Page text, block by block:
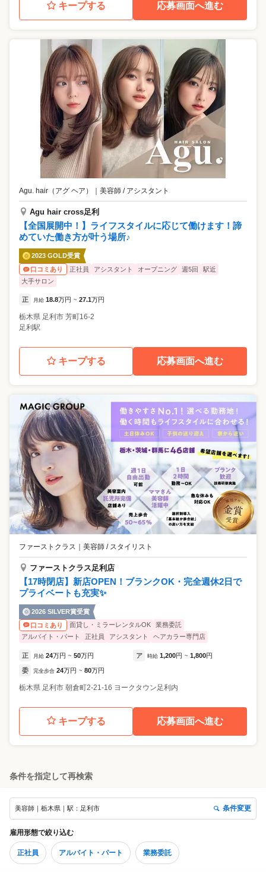
キープする 応募画面へ進む
Agu. hair（アグ ヘア） 美容師 / アシスタント
Agu hair cross足利
【全国展開中！】ライフスタイルに応じて働けます！諦
めていた働き方が叶う場所♪
2023 GOLD受賞
口コミあり
正社員 アシスタント オープニング 週5回
駅近
大手サロン
正 月給 18.8万円 ~ 27.1万円
栃木県 足利市 芳町16-2
足利駅
キープする 応募画面へ進む
ファーストクラス ｜ 美容師 / スタイリスト
ファーストクラス足利店
【17時閉店】新店OPEN！ブランクOK・完全週休2日で
プライベートも充実✨
2026 SILVER賞受賞
口コミあり
面貸し・ミラーレンタルOK
業務委託
アルバイト・パート
正社員 アシスタント ヘアカラー専門店
正 月給 24万円 ~ 50万円 ア 時給 1,200円 ~ 1,800円
委 完全歩合 24万円 ~ 80万円
栃木県 足利市 朝倉町2-21-16 ヨークタウン足利内
キープする 応募画面へ進む
条件を指定して再検索
美容師｜栃木県｜駅：足利市 条件変更
雇用形態で絞り込む
正社員 アルバイト・パート 業務委託